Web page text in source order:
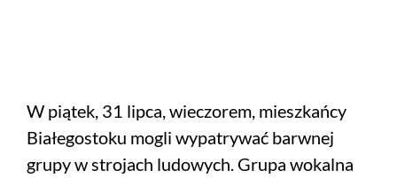
W piątek, 31 lipca, wieczorem, mieszkańcy
Białegostoku mogli wypatrywać barwnej
grupy w strojach ludowych. Grupa wokalna